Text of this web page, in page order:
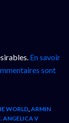
En savoir
sont
WORLD ARMIN
ANGELICA V